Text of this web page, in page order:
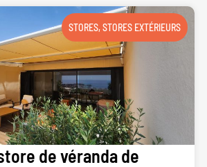
STORES,STORES EXTÉRIEURS
de véranda de